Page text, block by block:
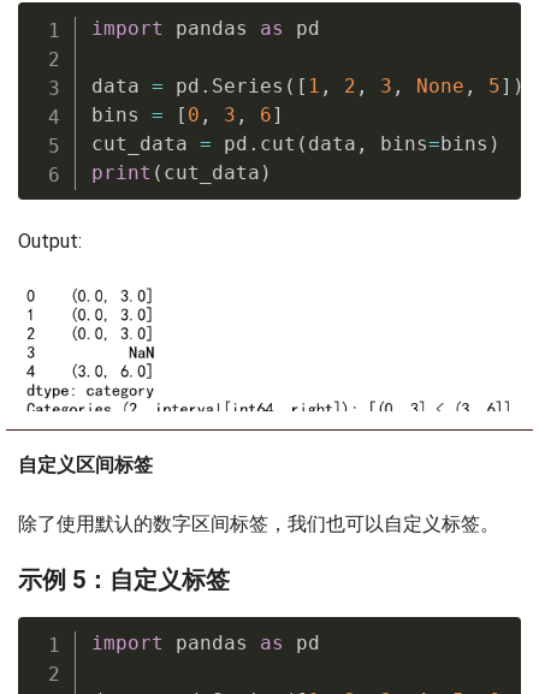
import pandas as pd
data = pd . Series ( [ 1 , 2 , 3 , None , 5] )
bins = [ 0 , 3 , 6]
cut_data = pd . cut ( data , bins=bins )
print ( cut_data )
Output:
自定义区间标签
除了使用默认的数字区间标签，我们也可以自定义标签。
示例 5：自定义标签
import pandas as pd